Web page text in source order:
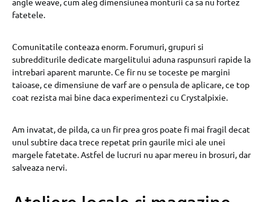
fatetele.
Comunitatile conteaza enorm. Forumuri, grupuri si
subredditurile dedicate margelitului aduna raspunsuri rapide la
intrebari aparent marunte. Ce fir nu se toceste pe margini
taioase, ce dimensiune de varf are o pensula de aplicare, ce top
coat rezista mai bine daca experimentezi cu Crystalpixie.
Am invatat, de pilda, ca un fir prea gros poate fi mai fragil decat
unul subtire daca trece repetat prin gaurile mici ale unei
margele fatetate. Astfel de lucruri nu apar mereu in brosuri, dar
salveaza nervi.